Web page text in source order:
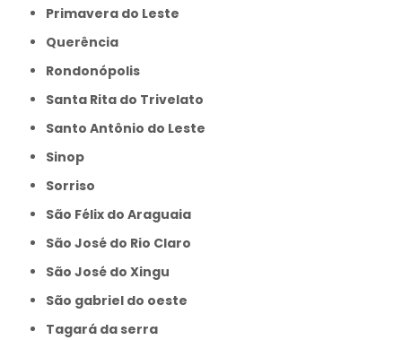
Primavera do Leste
Querência
Rondonópolis
Santa Rita do Trivelato
Santo Antônio do Leste
Sinop
Sorriso
São Félix do Araguaia
São José do Rio Claro
São José do Xingu
São gabriel do oeste
Tagará da serra